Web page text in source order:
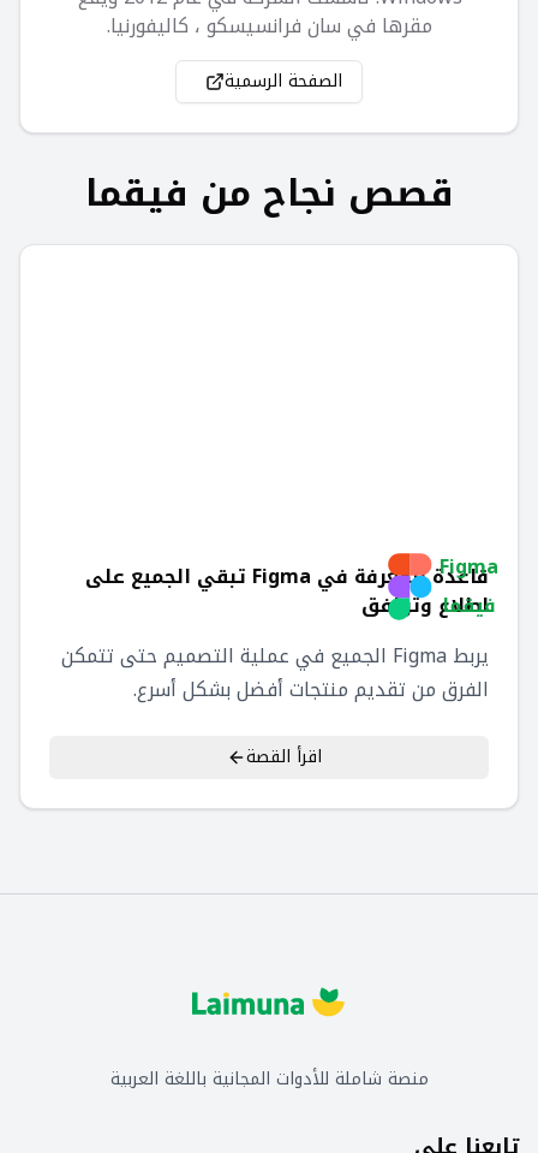
مقرها في سان فرانسيسكو ، كاليفورنيا.
الصفحة الرسمية
قصص نجاح من فيقما
Figma
فيقما
قاعدة المعرفة في Figma تبقي الجميع على
اطلاع وتوافق
يربط Figma الجميع في عملية التصميم حتى تتمكن
الفرق من تقديم منتجات أفضل بشكل أسرع.
اقرأ القصة
منصة شاملة للأدوات المجانية باللغة العربية